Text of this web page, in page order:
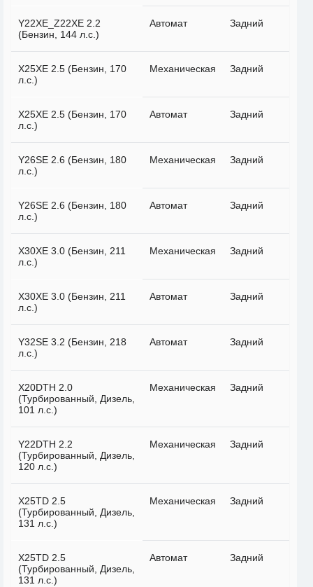
Y22XE_Z22XE 2.2
(Бензин, 144 л.с.)
Автомат Задний
X25XE 2.5 (Бензин, 170
л.с.)
Механическая Задний
X25XE 2.5 (Бензин, 170
л.с.)
Автомат Задний
Y26SE 2.6 (Бензин, 180
л.с.)
Механическая Задний
Y26SE 2.6 (Бензин, 180
л.с.)
Автомат Задний
X30XE 3.0 (Бензин, 211
л.с.)
Механическая Задний
X30XE 3.0 (Бензин, 211
л.с.)
Автомат Задний
Y32SE 3.2 (Бензин, 218
л.с.)
Автомат Задний
X20DTH 2.0
(Турбированный, Дизель,
101 л.с.)
Механическая Задний
Y22DTH 2.2
(Турбированный, Дизель,
120 л.с.)
Механическая Задний
X25TD 2.5
(Турбированный, Дизель,
131 л.с.)
Механическая Задний
X25TD 2.5
(Турбированный, Дизель,
131 л.с.)
Автомат Задний